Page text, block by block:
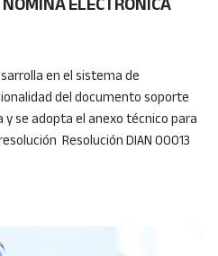
en el sistema de
del documento soporte
se adopta el anexo técnico para
Resolución DIAN 00013